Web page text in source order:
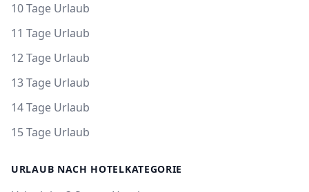
10 Tage Urlaub
11 Tage Urlaub
12 Tage Urlaub
13 Tage Urlaub
14 Tage Urlaub
15 Tage Urlaub
URLAUB NACH HOTELKATEGORIE